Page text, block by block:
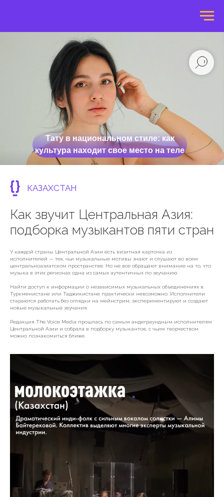
Тату в национальном стиле: как
культура находит свое место на теле
КАЗАХСТАН
Как звучит Центральная Азия:
подборка музыкантов пяти стран
У каждой страны Центральной Азии есть визитная карточка из
исполнителей — тех, чьи музыкальные мотивы знают и слушают во всем
центральноазиатском пространстве. Но не все обращают внимание на то, что
музыка в этих регионах одна из самых аутентичных по звучанию.
Найти доступ к информации о независимых музыкальных объединениях в
Туркменистане или Таджикистане практически невозможно. Исполнители
стараются работать без оглядки на мейнстрим, экспериментируют и создают
новые музыкальные звучания.
Редакция The Voice Media прошлась по самым андеграундным исполнителям
Центральной Азии и собрала в подборку музыкантов, с чьим творчеством
можно познакомиться ближе.